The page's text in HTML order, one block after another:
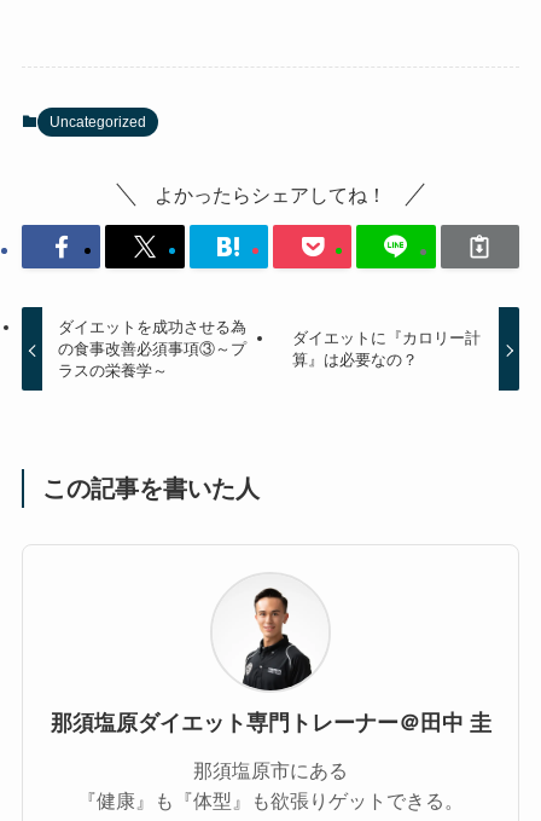
Uncategorized
よかったらシェアしてね！
ダイエットを成功させる為
の食事改善必須事項③～プ
ラスの栄養学～
ダイエットに『カロリー計
算』は必要なの？
この記事を書いた人
那須塩原ダイエット専門トレーナー＠田中 圭
那須塩原市にある
『健康』も『体型』も欲張りゲットできる。